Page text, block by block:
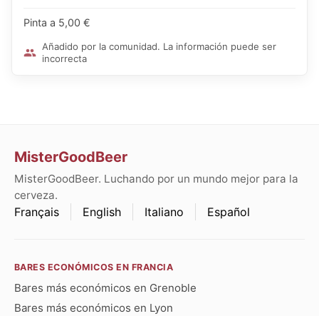
Pinta a 5,00 €
Añadido por la comunidad. La información puede ser
incorrecta
MisterGoodBeer
MisterGoodBeer. Luchando por un mundo mejor para la
cerveza.
Français English Italiano Español
BARES ECONÓMICOS EN FRANCIA
Bares más económicos en Grenoble
Bares más económicos en Lyon